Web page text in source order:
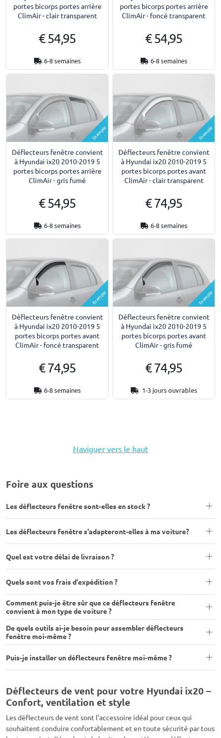
portes bicorps portes arrière
ClimAir - clair transparent
€ 54,95
6-8 semaines
portes bicorps portes arrière
ClimAir - foncé transparent
€ 54,95
6-8 semaines
Exemple
Déflecteurs fenêtre convient
à Hyundai ix20 2010-2019 5
portes bicorps portes arrière
ClimAir - gris fumé
€ 54,95
6-8 semaines
Exemple
Déflecteurs fenêtre convient
à Hyundai ix20 2010-2019 5
portes bicorps portes avant
ClimAir - clair transparent
€ 74,95
6-8 semaines
Exemple
Déflecteurs fenêtre convient
à Hyundai ix20 2010-2019 5
portes bicorps portes avant
ClimAir - foncé transparent
€ 74,95
6-8 semaines
Exemple
Déflecteurs fenêtre convient
à Hyundai ix20 2010-2019 5
portes bicorps portes avant
ClimAir - gris fumé
€ 74,95
1-3 jours ouvrables
Naviguer vers le haut
Foire aux questions
Les déflecteurs fenêtre sont-elles en stock ?
Les déflecteurs fenêtre s'adapteront-elles à ma voiture?
Quel est votre délai de livraison ?
Quels sont vos frais d'expédition ?
Comment puis-je être sûr que ce déflecteurs fenêtre
convient à mon type de voiture ?
De quels outils ai-je besoin pour assembler déflecteurs
fenêtre moi-même ?
Puis-je installer un déflecteurs fenêtre moi-même ?
Déflecteurs de vent pour votre Hyundai ix20 –
Confort, ventilation et style
Les déflecteurs de vent sont l’accessoire idéal pour ceux qui
souhaitent conduire confortablement et en toute sécurité par tous